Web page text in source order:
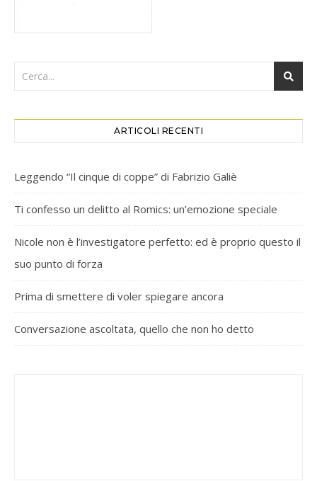
ARTICOLI RECENTI
Leggendo “Il cinque di coppe” di Fabrizio Galiè
Ti confesso un delitto al Romics: un’emozione speciale
Nicole non è l’investigatore perfetto: ed è proprio questo il
suo punto di forza
Prima di smettere di voler spiegare ancora
Conversazione ascoltata, quello che non ho detto